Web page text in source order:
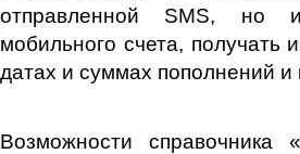
отправленной SMS, но и
мобильного счета, получать
датах и суммах пополнений и
Возможности справочника